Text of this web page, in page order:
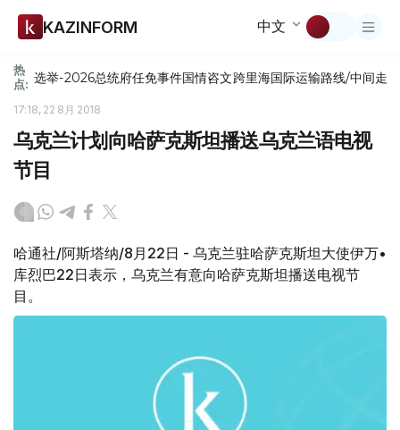
KAZINFORM 中文
热
点: 选举-2026总统府任免事件国情咨文跨里海国际运输路线/中间走廊
17:18, 22 8月 2018
乌克兰计划向哈萨克斯坦播送乌克兰语电视
节目
哈通社/阿斯塔纳/8月22日 - 乌克兰驻哈萨克斯坦大使伊万•
库烈巴22日表示，乌克兰有意向哈萨克斯坦播送电视节
目。